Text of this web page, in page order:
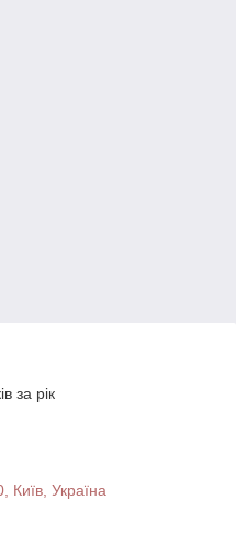
за рік
Київ, Україна